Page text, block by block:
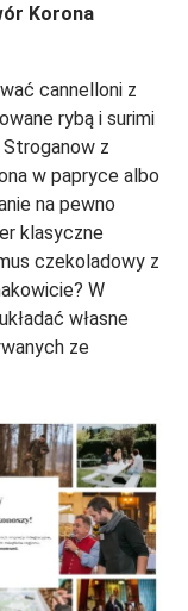
Korona
cannelloni z
rybą i surimi
Stroganow z
w papryce albo
na pewno
klasyczne
czekoladowy z
W
własne
ze